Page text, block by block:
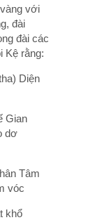
với
đài
đài các
Kệ rằng:
Diện
Gian
dơ
Tâm
vóc
khổ